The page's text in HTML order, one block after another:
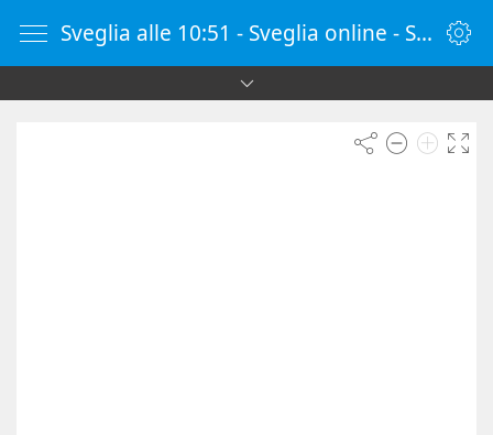
Sveglia alle 10:51 - Sveglia online - SvegliaOnline.it